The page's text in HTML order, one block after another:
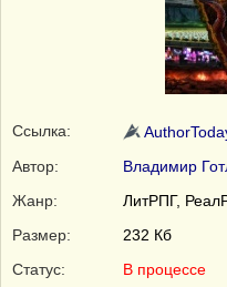
Ссылка:
Автор:
Владимир
Жанр:
ЛитРПГ,
Размер:
232 Кб
Статус:
В процессе